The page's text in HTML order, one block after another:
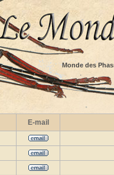
Monde des
E-mail